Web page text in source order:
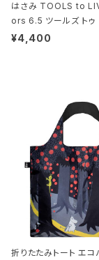
はさみ TOOLS to
ors 6.5 ツールズ トゥ
010 シザーズ 6.5 ゴー
¥4,400
折りたたみトート エコ